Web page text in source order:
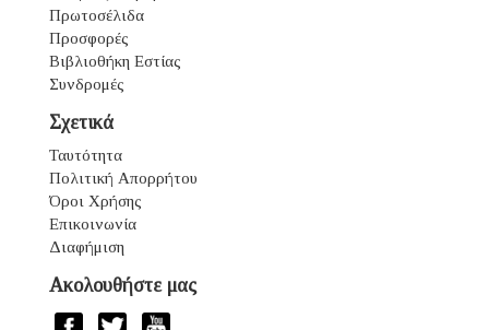
Πρωτοσέλιδα
Προσφορές
Βιβλιοθήκη Εστίας
Συνδρομές
Σχετικά
Ταυτότητα
Πολιτική Απορρήτου
Όροι Χρήσης
Επικοινωνία
Διαφήμιση
Ακολουθήστε μας